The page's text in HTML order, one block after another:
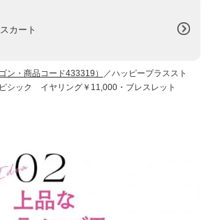
カート
ン・商品コード433319）
／ハッピープラススト
シック イヤリング￥11,000・ブレスレット